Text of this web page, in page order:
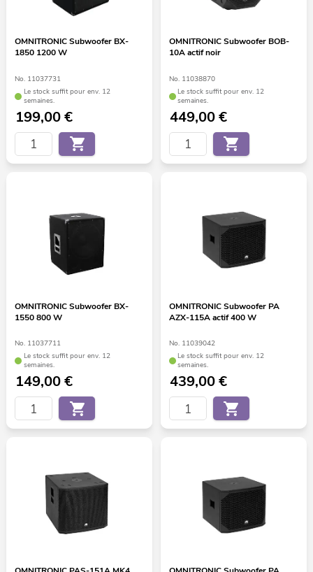
OMNITRONIC Subwoofer BX-
1850 1200 W
No. 11037731
Le stock suffit pour env. 12
semaines.
199,00€
OMNITRONIC Subwoofer BOB-
10A actif noir
No. 11038870
Le stock suffit pour env. 12
semaines.
449,00€
OMNITRONIC Subwoofer BX-
1550 800 W
No. 11037711
Le stock suffit pour env. 12
semaines.
149,00€
OMNITRONIC Subwoofer PA
AZX-115A actif 400 W
No. 11039042
Le stock suffit pour env. 12
semaines.
439,00€